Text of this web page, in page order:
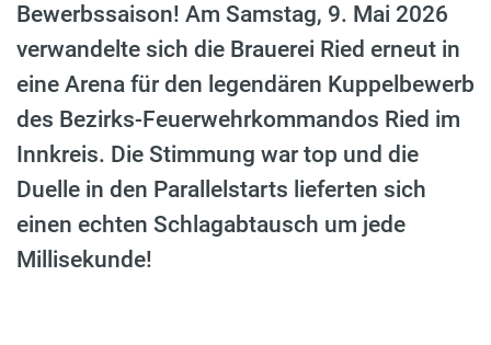
Bewerbssaison! Am Samstag, 9. Mai 2026
verwandelte sich die Brauerei Ried erneut in
eine Arena für den legendären Kuppelbewerb
des Bezirks-Feuerwehrkommandos Ried im
Innkreis. Die Stimmung war top und die
Duelle in den Parallelstarts lieferten sich
einen echten Schlagabtausch um jede
Millisekunde!